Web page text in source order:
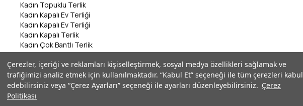
Çerezler, içeriği ve reklamları kişiselleştirmek, sosyal medya özellikleri sağlamak ve
trafiğimizi analiz etmek için kullanılmaktadır. “Kabul Et” seçeneği ile tüm çerezleri kabul
edebilirsiniz veya “Çerez Ayarları” seçeneği ile ayarları düzenleyebilirsiniz. Çerez
Politikası
Kadın Topuklu Terlik
Kadın Kapalı Ev Terliği
Kadın Kapalı Ev Terliği
Kadın Kapalı Terlik
Kadın Çok Bantlı Terlik
Kadın Bantlı Terlik
Kadın Çok Bantlı Terlik
Kadın Parmak Arası Terlik
©2026 Marka Park - Tüm Hakları Saklıdır | ikas E-Ticaret Altyapısı ile Hazırlanmıştır